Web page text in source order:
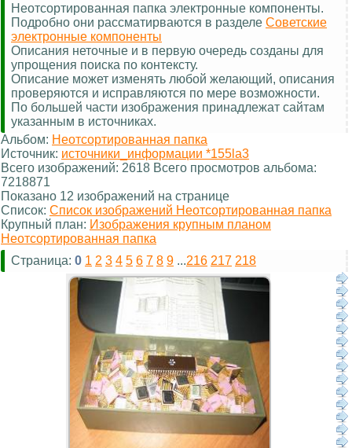
Неотсортированная папка электронные компоненты.
Подробно они рассматирваются в разделе Советские
электронные компоненты
Описания неточные и в первую очередь созданы для
упрощения поиска по контексту.
Описание может изменять любой желающий, описания
проверяются и исправляются по мере возможности.
По большей части изображения принадлежат сайтам
указанным в источниках.
Альбом: Неотсортированная папка
Источник: источники_информации *155la3
Всего изображений: 2618 Всего просмотров альбома:
7218871
Показано 12 изображений на странице
Список: Список изображений Неотсортированная папка
Крупный план: Изображения крупным планом
Неотсортированная папка
Страница: 0 1 2 3 4 5 6 7 8 9 ...216 217 218